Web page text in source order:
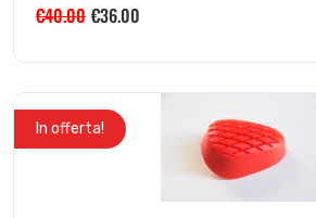
€40.00 €36.00
In offerta!